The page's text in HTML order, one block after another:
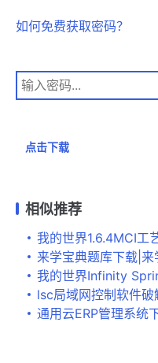
如何免费获取密码？
点击下载
相似推荐
我的世界1.6.4MCI工
来学宝典题库下载|来学网
我的世界Infinity
lsc局域网控制软件破解版下
通用云ERP管理系统下载|